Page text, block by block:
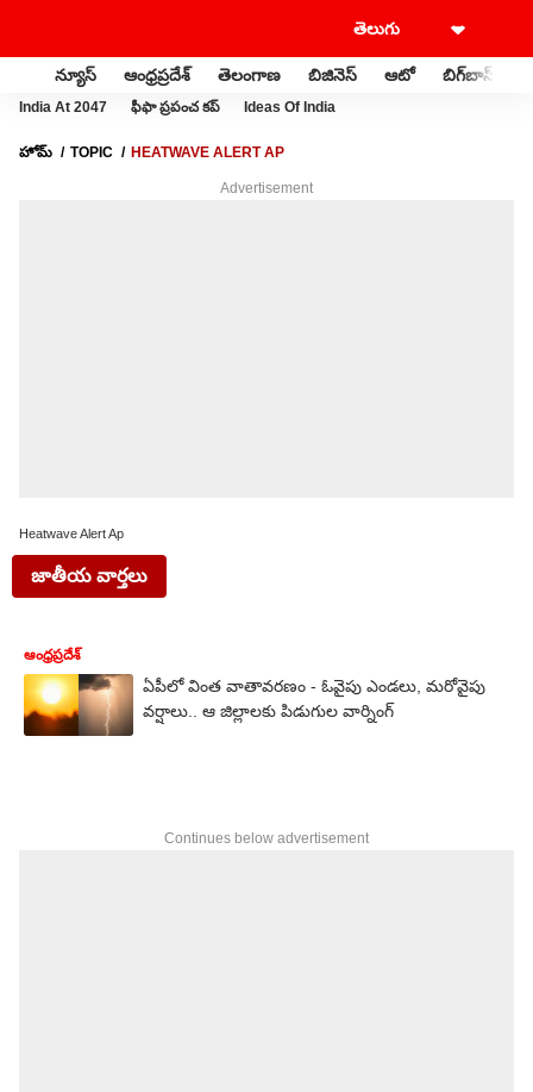
న్యూస్ ఆంధ్రప్రదేశ్ తెలంగాణ బిజినెస్ ఆటో బిగ్‌బాస్
India At 2047 ఫీఫా ప్రపంచ కప్ Ideas Of India
హోమ్ TOPIC HEATWAVE ALERT AP
Advertisement
Heatwave Alert Ap
జాతీయ వార్తలు
ఆంధ్రప్రదేశ్
ఏపీలో వింత వాతావరణం - ఓవైపు ఎండలు, మరోవైపు
వర్షాలు.. ఆ జిల్లాలకు పిడుగుల వార్నింగ్
Continues below advertisement